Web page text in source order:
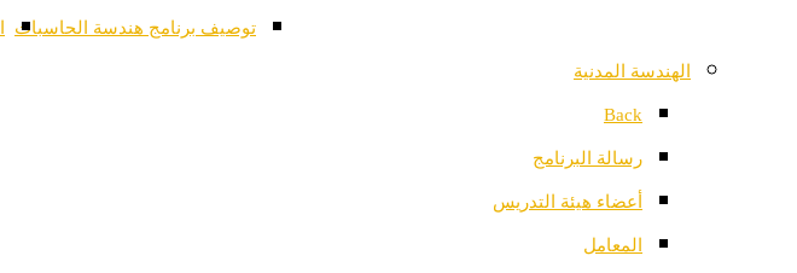
توصيف برنامج هندسة الحاسبات
الهندسة المدنية
Back
رسالة البرنامج
أعضاء هيئة التدريس
المعامل